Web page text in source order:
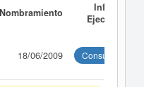
Nombramiento
Informe
Ejecutivo
18/06/2009 Consultar